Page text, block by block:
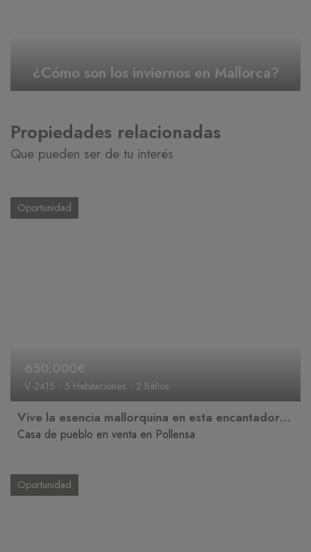
¿Cómo son los inviernos en Mallorca?
Propiedades relacionadas
Que pueden ser de tu interés
Oportunidad
650.000€
V-2415 5 Habitaciones 2 Baños
Vive la esencia mallorquina en esta encantadora casa en venta en Pollença.
Casa de pueblo en venta en Pollensa
Oportunidad